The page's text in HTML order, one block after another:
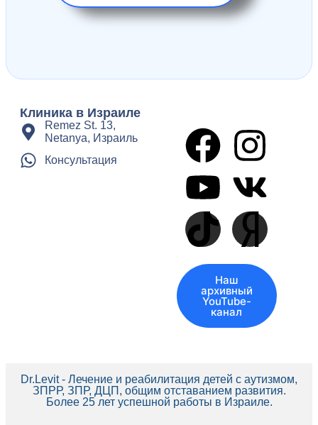
Клиника в Израиле
Remez St. 13,
Netanya, Израиль
Консультация
Наш
архивный
YouTube-
канал
Dr.Levit - Лечение и реабилитация детей с аутизмом,
ЗПРР, ЗПР, ДЦП, общим отставанием развития.
Более 25 лет успешной работы в Израиле.